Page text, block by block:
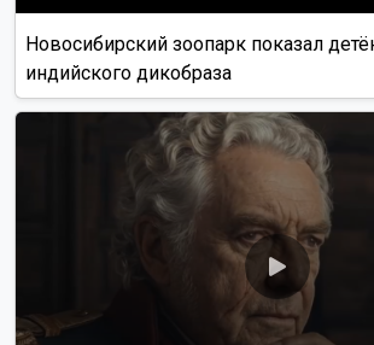
Новосибирский зоопарк показал
индийского дикобраза